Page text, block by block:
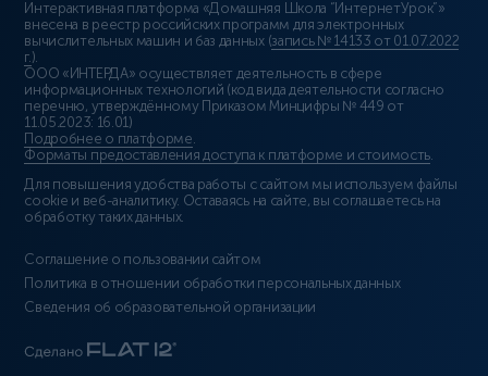
Интерактивная платформа «Домашняя Школа “ИнтернетУрок”»
внесена в реестр российских программ для электронных
вычислительных машин и баз данных (запись № 14133 от 01.07.2022
г.).
ООО «ИНТЕРДА» осуществляет деятельность в сфере
информационных технологий (код вида деятельности согласно
перечню, утверждённому Приказом Минцифры № 449 от
11.05.2023: 16.01)
Подробнее о платформе.
Форматы предоставления доступа к платформе и стоимость.
Для повышения удобства работы с сайтом мы используем файлы
cookie и веб-аналитику. Оставаясь на сайте, вы соглашаетесь на
обработку таких данных.
Соглашение о пользовании сайтом
Политика в отношении обработки персональных данных
Сведения об образовательной организации